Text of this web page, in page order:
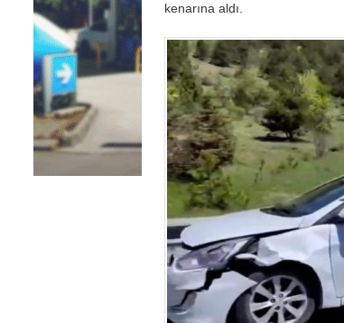
kenarına aldı.